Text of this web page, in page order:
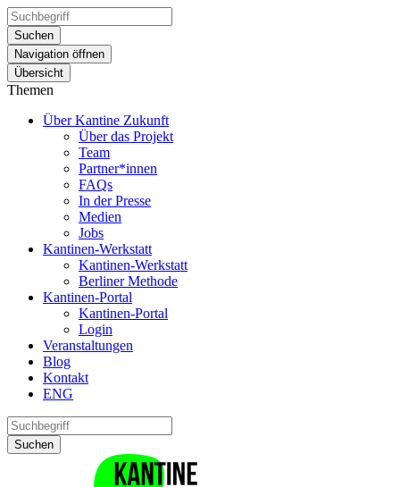
Suchen
Navigation öffnen
Übersicht
Themen
Über Kantine Zukunft
Über das Projekt
Team
Partner*innen
FAQs
In der Presse
Medien
Jobs
Kantinen-Werkstatt
Kantinen-Werkstatt
Berliner Methode
Kantinen-Portal
Kantinen-Portal
Login
Veranstaltungen
Blog
Kontakt
ENG
Suchen